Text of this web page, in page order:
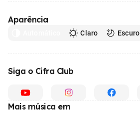
Aparência
Claro Escuro
Siga o Cifra Club
Mais música em